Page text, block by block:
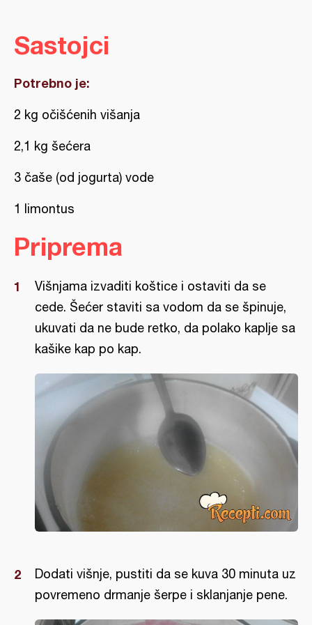
Sastojci
Potrebno je:
2 kg očišćenih višanja
2,1 kg šećera
3 čaše (od jogurta) vode
1 limontus
Priprema
Višnjama izvaditi koštice i ostaviti da se
cede. Šećer staviti sa vodom da se špinuje,
ukuvati da ne bude retko, da polako kaplje sa
kašike kap po kap.
Dodati višnje, pustiti da se kuva 30 minuta uz
povremeno drmanje šerpe i sklanjanje pene.